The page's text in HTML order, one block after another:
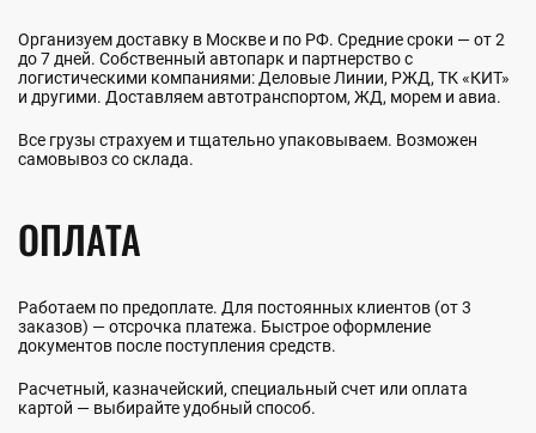
Организуем доставку в Москве и по РФ. Средние сроки — от 2
до 7 дней. Собственный автопарк и партнерство с
логистическими компаниями: Деловые Линии, РЖД, ТК «КИТ»
и другими. Доставляем автотранспортом, ЖД, морем и авиа.
Все грузы страхуем и тщательно упаковываем. Возможен
самовывоз со склада.
ОПЛАТА
Работаем по предоплате. Для постоянных клиентов (от 3
заказов) — отсрочка платежа. Быстрое оформление
документов после поступления средств.
Расчетный, казначейский, специальный счет или оплата
картой — выбирайте удобный способ.